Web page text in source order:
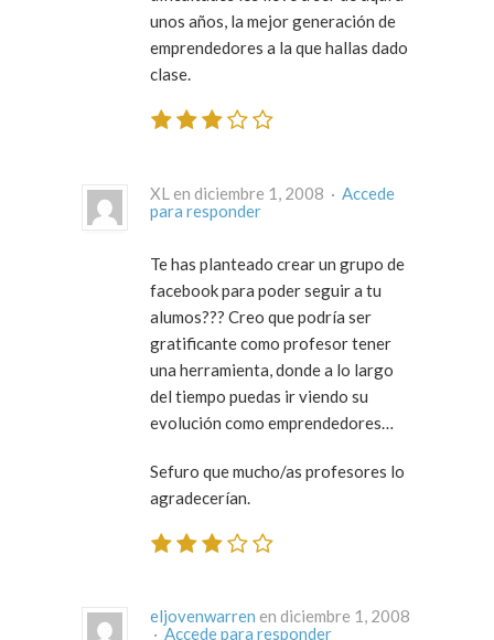
unos años, la mejor generación de
emprendedores a la que hallas dado
clase.
XL en diciembre 1, 2008 · Accede
para responder
Te has planteado crear un grupo de
facebook para poder seguir a tu
alumos??? Creo que podría ser
gratificante como profesor tener
una herramienta, donde a lo largo
del tiempo puedas ir viendo su
evolución como emprendedores…
Sefuro que mucho/as profesores lo
agradecerían.
eljovenwarren en diciembre 1, 2008
· Accede para responder